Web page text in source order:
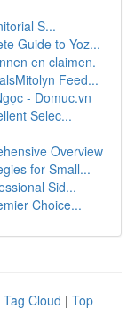
S...
Guide to Yoz...
en claimen.
Feed...
- Domuc.vn
Selec...
Overview
for Small...
Sid...
Choice...
Tag Cloud | Top